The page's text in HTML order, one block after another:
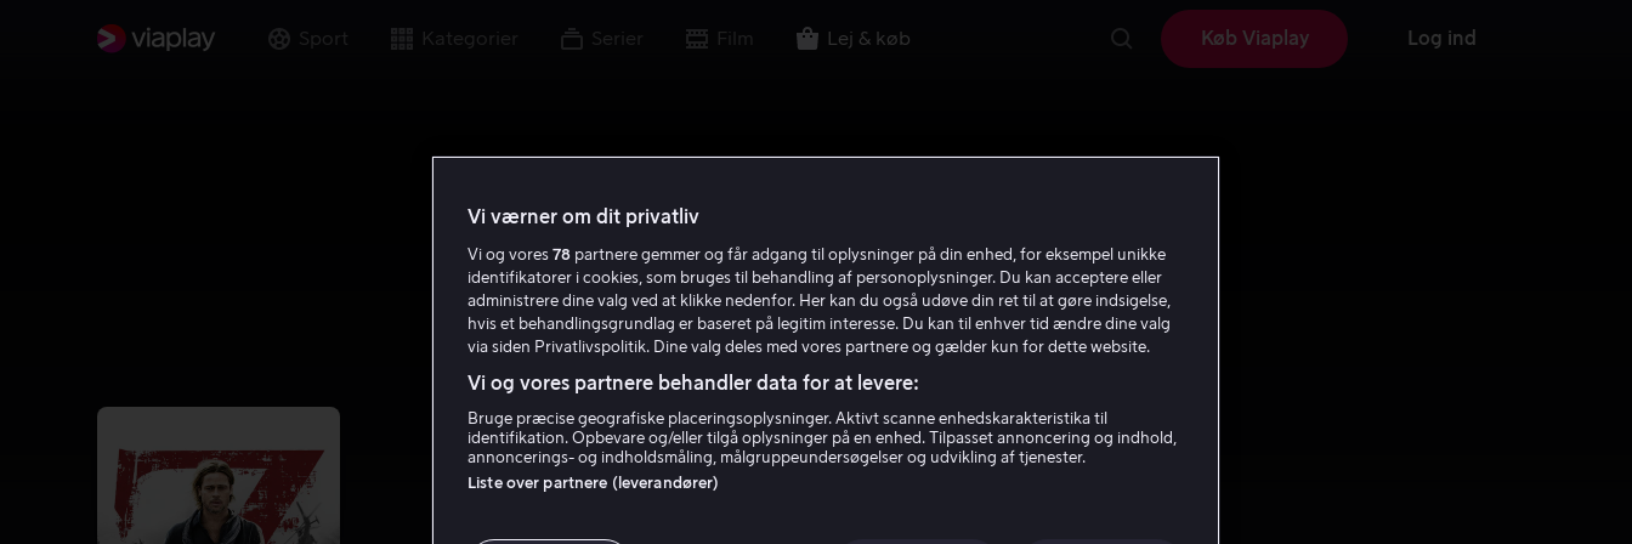
Sport Kategorier Serier Film Lej & køb Køb Viaplay Log ind
Vi værner om dit privatliv
Vi og vores 78 partnere gemmer og får adgang til oplysninger på din enhed, for eksempel unikke
identifikatorer i cookies, som bruges til behandling af personoplysninger. Du kan acceptere eller
administrere dine valg ved at klikke nedenfor. Her kan du også udøve din ret til at gøre indsigelse,
hvis et behandlingsgrundlag er baseret på legitim interesse. Du kan til enhver tid ændre dine valg
via siden Privatlivspolitik. Dine valg deles med vores partnere og gælder kun for dette website.
Vi og vores partnere behandler data for at levere:
Bruge præcise geografiske placeringsoplysninger. Aktivt scanne enhedskarakteristika til
identifikation. Opbevare og/eller tilgå oplysninger på en enhed. Tilpasset annoncering og indhold,
annoncerings- og indholdsmåling, målgruppeundersøgelser og udvikling af tjenester.
Liste over partnere (leverandører)